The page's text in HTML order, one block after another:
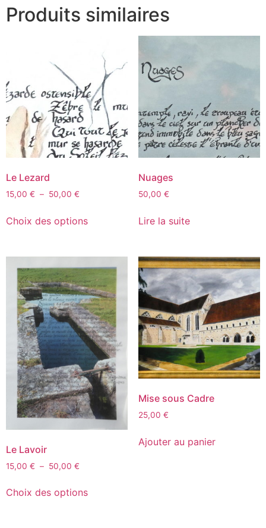
Produits similaires
Le Lezard
15,00 € – 50,00 €
Choix des options
Nuages
50,00 €
Lire la suite
Le Lavoir
15,00 € – 50,00 €
Choix des options
Mise sous Cadre
25,00 €
Ajouter au panier